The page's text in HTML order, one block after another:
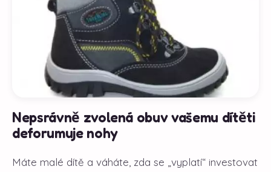
Nepsrávně zvolená obuv vašemu dítěti
deforumuje nohy
Máte malé dítě a váháte, zda se „vyplatí“ investovat